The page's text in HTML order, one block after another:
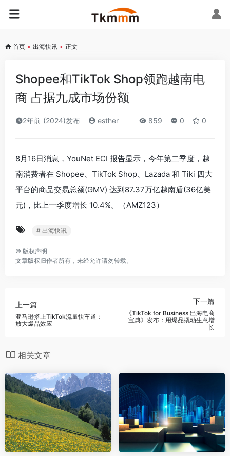
首页 • 出海快讯 • 正文
Shopee和TikTok Shop领跑越南电
商 占据九成市场份额
2年前 (2024)发布 esther 859 0 0
8月16日消息，YouNet ECI 报告显示，今年第二季度，越
南消费者在 Shopee、TikTok Shop、Lazada 和 Tiki 四大
平台的商品交易总额(GMV) 达到87.37万亿越南盾(36亿美
元)，比上一季度增长 10.4%。（AMZ123）
# 出海快讯
© 版权声明
文章版权归作者所有，未经允许请勿转载。
上一篇
亚马逊搭上TikTok流量快车道：
放大爆品效应
下一篇
《TikTok for Business 出海电商
宝典》发布：用爆品撬动生意增
长
相关文章